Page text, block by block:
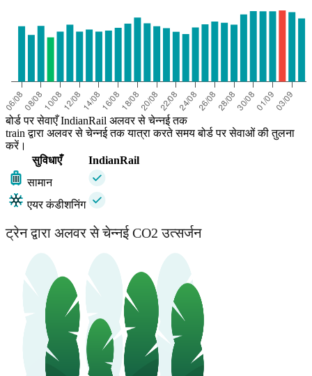
बोर्ड पर सेवाएँ IndianRail अलवर से चेन्नई तक
train द्वारा अलवर से चेन्नई तक यात्रा करते समय बोर्ड पर सेवाओं की तुलना
करें।
सुविधाएँ
IndianRail
सामान
एयर कंडीशनिंग
ट्रेन द्वारा अलवर से चेन्नई CO2 उत्सर्जन